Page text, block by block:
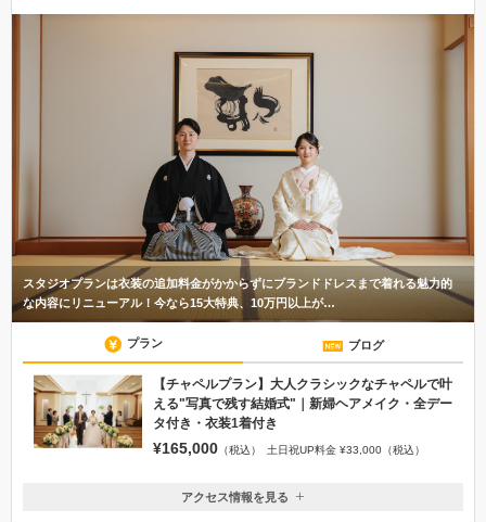
スタジオプランは衣装の追加料金がかからずにブランドドレスまで着れる魅力的
な内容にリニューアル！今なら15大特典、10万円以上が…
プラン ブログ
【チャペルプラン】大人クラシックなチャペルで叶
える"写真で残す結婚式"｜新婦ヘアメイク・全デー
タ付き・衣装1着付き
¥165,000 （税込） 土日祝UP料金 ¥33,000（税込）
アクセス情報を見る